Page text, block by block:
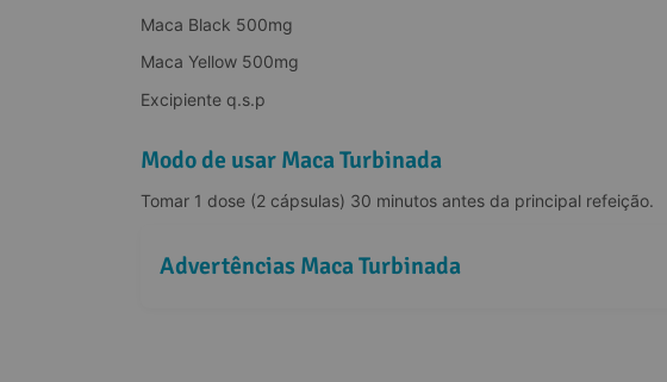
Maca Black 500mg
Maca Yellow 500mg
Excipiente q.s.p
Modo de usar Maca Turbinada
Tomar 1 dose (2 cápsulas) 30 minutos antes da principal refeição.
Advertências Maca Turbinada